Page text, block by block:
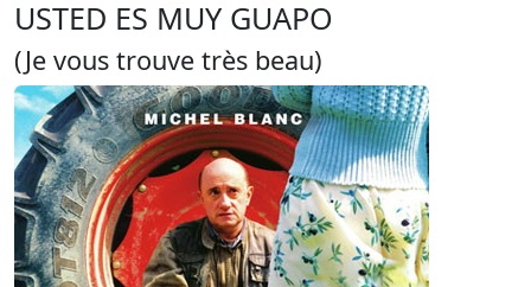
USTED ES MUY GUAPO
(Je vous trouve très beau)